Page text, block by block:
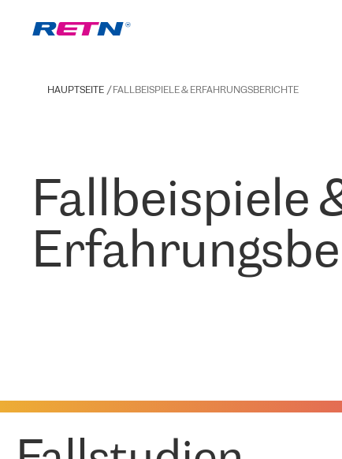
HAUPTSEITE FALLBEISPIELE & ERFAHRUNGSBERICHTE
Fallbeispiele